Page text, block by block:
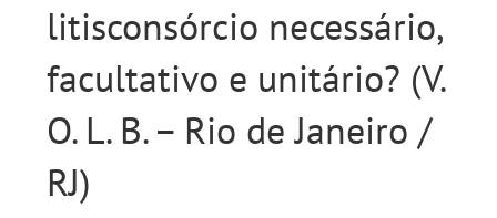
litisconsórcio necessário,
facultativo e unitário? (V.
O. L. B. – Rio de Janeiro /
RJ)